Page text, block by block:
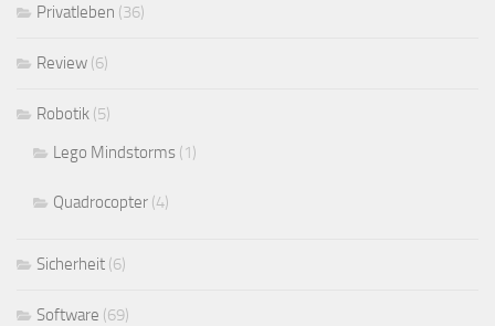
Privatleben (36)
Review (6)
Robotik (5)
Lego Mindstorms (1)
Quadrocopter (4)
Sicherheit (6)
Software (69)